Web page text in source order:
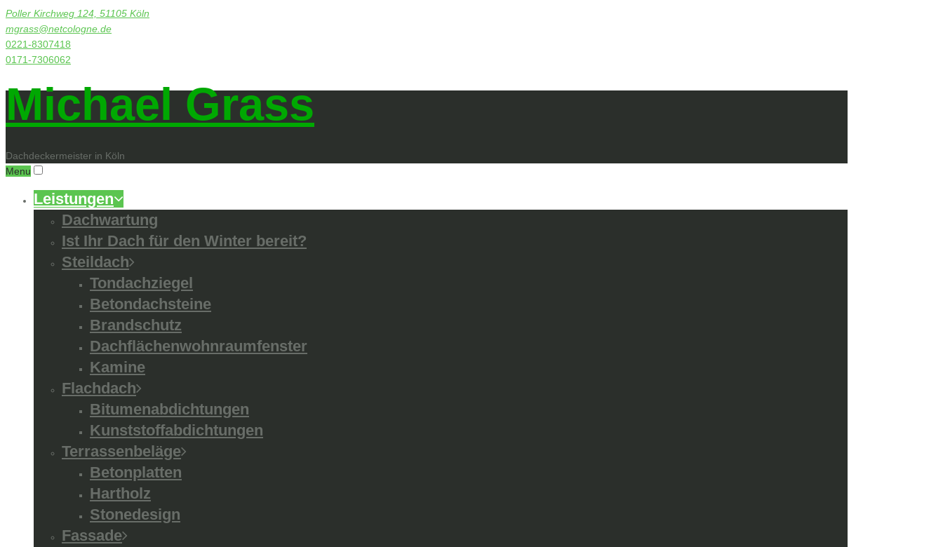
Poller Kirchweg 124, 51105 Köln
mgrass@netcologne.de
0221-8307418
0171-7306062
Michael Grass
Dachdeckermeister in Köln
Menu
Leistungen
Dachwartung
Ist Ihr Dach für den Winter bereit?
Steildach
Tondachziegel
Betondachsteine
Brandschutz
Dachflächenwohnraumfenster
Kamine
Flachdach
Bitumenabdichtungen
Kunststoffabdichtungen
Terrassenbeläge
Betonplatten
Hartholz
Stonedesign
Fassade